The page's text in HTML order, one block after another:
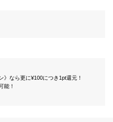
なら更に¥100につき1pt還元！
能！